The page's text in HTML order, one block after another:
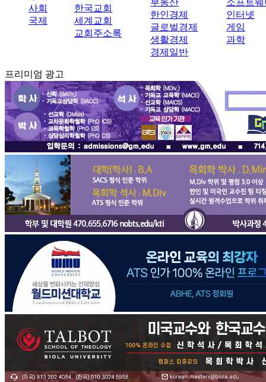
사회
국제
한국교회
세계교회
교회주소록
부동산
한인경제
글로벌경제
생활경제
경제일반
소프트웨
인터넷
게임
과학
프리미엄 광고